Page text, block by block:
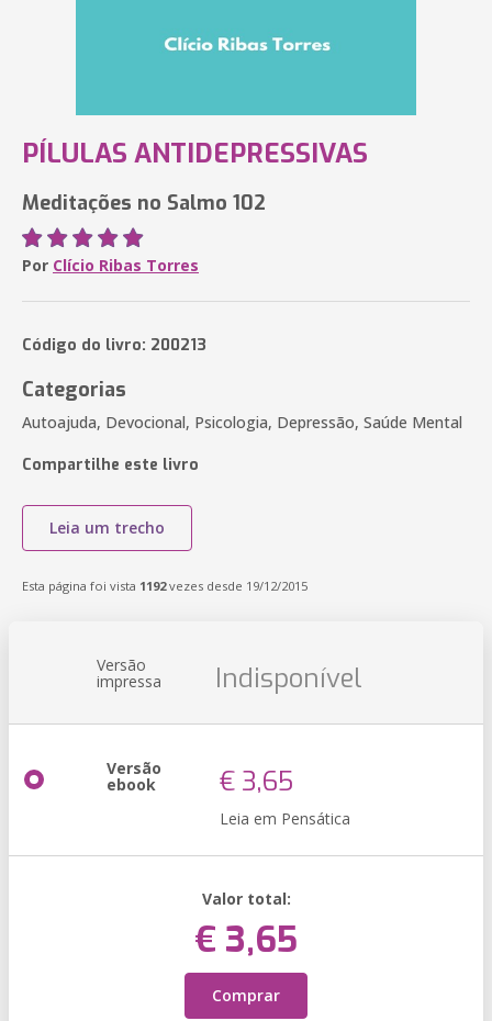
PÍLULAS ANTIDEPRESSIVAS
Meditações no Salmo 102
Por Clício Ribas Torres
Código do livro: 200213
Categorias
Autoajuda, Devocional, Psicologia, Depressão, Saúde Mental
Compartilhe este livro
Leia um trecho
Esta página foi vista 1192vezes desde 19/12/2015
Versão
impressa Indisponível
Versão
ebook € 3,65
Leia em Pensática
Valor total:
€ 3,65
Comprar